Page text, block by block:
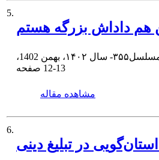
5.
هم داداش بزرگه هستم
دوره 30، مجله پوپک بهمن مسلسل۳۵۵- سال ۱۴۰۲، بهمن 1402،
12-13
مشاهده مقاله
6.
در تبلیغ دینی